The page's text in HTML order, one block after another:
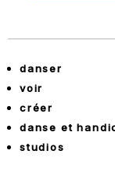
danser
voir
créer
danse et
studios